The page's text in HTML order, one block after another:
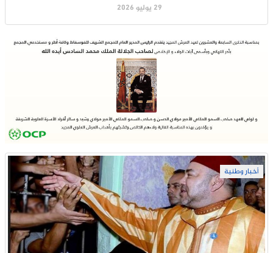
29 يوليو 2026
أخبار وطنية